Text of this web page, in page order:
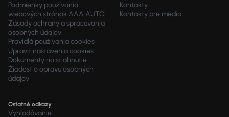
Podmienky používania
webových stránok AAA AUTO
Zásady ochrany a spracúvania
osobných údajov
Pravidlá používania cookies
Upraviť nastavenia cookies
Dokumenty na stiahnutie
Žiadosť o opravu osobných
údajov
Kontakty
Kontakty pre média
Ostatné odkazy
Vyhľadávanie